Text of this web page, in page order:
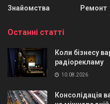
Знайомства
Ремонт
Останні статті
Коли бізнесу
радіорекламу
10.08.2026
Консолідація